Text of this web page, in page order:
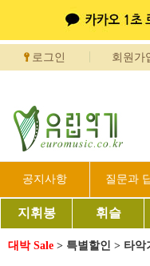
로그인 회원가
공지사항 질문과
지휘봉 휘슬
대박 Sale > 특별할인 > 타악